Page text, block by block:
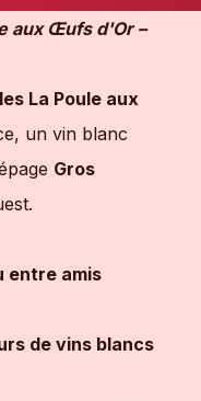
aux Œufs d'Or –
La Poule aux
un vin blanc
Gros
entre amis
de vins blancs